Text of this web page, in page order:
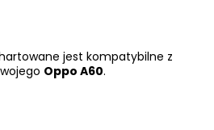
jest kompatybilne z
Oppo A60.